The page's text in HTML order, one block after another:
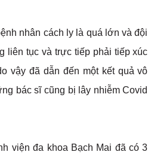
nhân cách ly là quá lớn và đội
liên tục và trực tiếp phải tiếp xúc
vậy đã dẫn đến một kết quả vô
bác sĩ cũng bị lây nhiễm Covid
viện đa khoa Bạch Mai đã có 3